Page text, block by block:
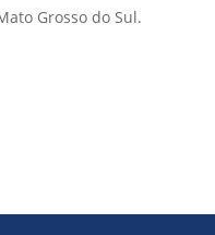
Grosso do Sul.